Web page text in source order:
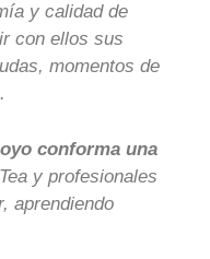
y calidad de
con ellos sus
momentos de
conforma una
y profesionales
aprendiendo